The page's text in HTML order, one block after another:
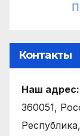
Контакты
Наш адрес:
360051,
Республика,